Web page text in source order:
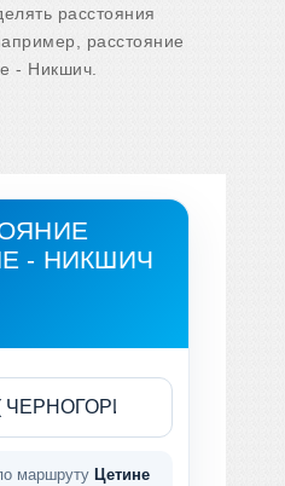
расстояния
расстояние
- Никшич.
- НИКШИЧ
маршруту Цетине